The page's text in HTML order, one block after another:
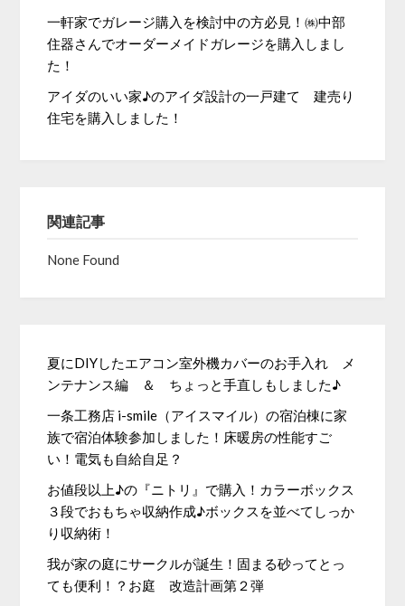
一軒家でガレージ購入を検討中の方必見！㈱中部
住器さんでオーダーメイドガレージを購入しまし
た！
アイダのいい家♪のアイダ設計の一戸建て 建売り
住宅を購入しました！
関連記事
None Found
夏にDIYしたエアコン室外機カバーのお手入れ メ
ンテナンス編 ＆ ちょっと手直しもしました♪
一条工務店 i-smile（アイスマイル）の宿泊棟に家
族で宿泊体験参加しました！床暖房の性能すご
い！電気も自給自足？
お値段以上♪の『ニトリ』で購入！カラーボックス
３段でおもちゃ収納作成♪ボックスを並べてしっか
り収納術！
我が家の庭にサークルが誕生！固まる砂ってとっ
ても便利！？お庭 改造計画第２弾